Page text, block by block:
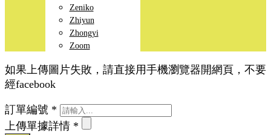
Zeniko
Zhiyun
Zhongyi
Zoom
如果上傳圖片失敗，請直接用手機瀏覽器開網頁，不要
經facebook
訂單編號 *
上傳單據詳情 *